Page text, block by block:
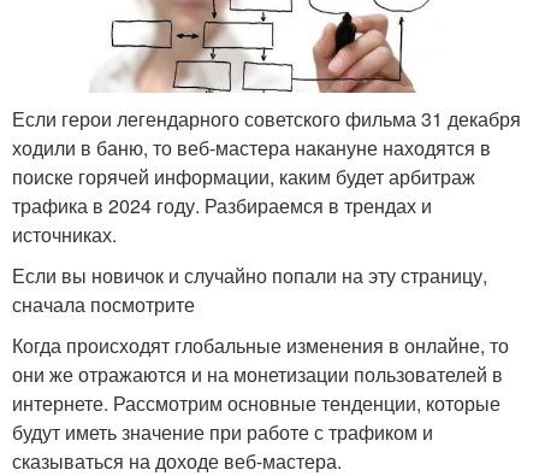
Если герои легендарного советского фильма 31 декабря
ходили в баню, то веб-мастера накануне находятся в
поиске горячей информации, каким будет арбитраж
трафика в 2024 году. Разбираемся в трендах и
источниках.
Если вы новичок и случайно попали на эту страницу,
сначала посмотрите
Когда происходят глобальные изменения в онлайне, то
они же отражаются и на монетизации пользователей в
интернете. Рассмотрим основные тенденции, которые
будут иметь значение при работе с трафиком и
сказываться на доходе веб-мастера.